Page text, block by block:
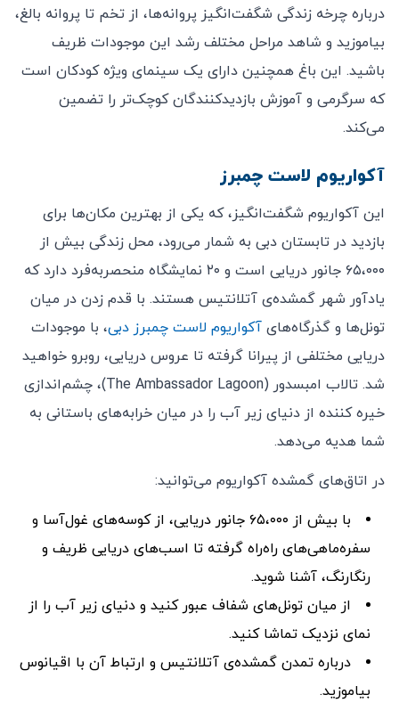
درباره چرخه زندگی شگفت‌انگیز پروانه‌ها، از تخم تا پروانه بالغ،
بیاموزید و شاهد مراحل مختلف رشد این موجودات ظریف
باشید. این باغ همچنین دارای یک سینمای ویژه کودکان است
که سرگرمی و آموزش بازدیدکنندگان کوچک‌تر را تضمین
می‌کند.
آکواریوم لاست چمبرز
این آکواریوم شگفت‌انگیز، که یکی از بهترین مکان‌ها برای
بازدید در تابستان دبی به شمار می‌رود، محل زندگی بیش از
۶۵،۰۰۰ جانور دریایی است و ۲۰ نمایشگاه منحصربه‌فرد دارد که
یادآور شهر گمشده‌ی آتلانتیس هستند. با قدم زدن در میان
تونل‌ها و گذرگاه‌های آکواریوم لاست چمبرز دبی، با موجودات
دریایی مختلفی از پیرانا گرفته تا عروس دریایی، روبرو خواهید
شد. تالاب امبسدور (The Ambassador Lagoon)، چشم‌اندازی
خیره کننده از دنیای زیر آب را در میان خرابه‌های باستانی به
شما هدیه می‌دهد.
در اتاق‌های گمشده‌ آکواریوم می‌توانید:
با بیش از ۶۵،۰۰۰ جانور دریایی، از کوسه‌های غول‌آسا و
سفره‌ماهی‌های راه‌راه گرفته تا اسب‌های دریایی ظریف و
رنگارنگ، آشنا شوید.
از میان تونل‌های شفاف عبور کنید و دنیای زیر آب را از
نمای نزدیک تماشا کنید.
درباره تمدن گمشده‌ی آتلانتیس و ارتباط آن با اقیانوس
بیاموزید.